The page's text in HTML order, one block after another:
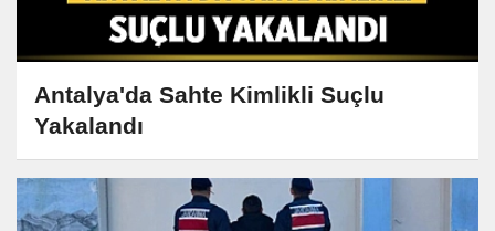
Antalya'da Sahte Kimlikli Suçlu
Yakalandı